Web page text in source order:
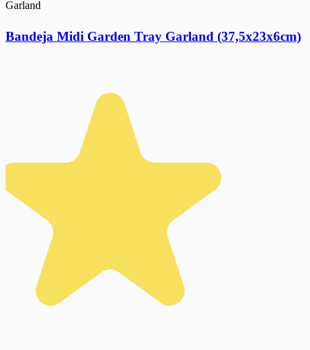
Garland
Bandeja Midi Garden Tray Garland (37,5x23x6cm)